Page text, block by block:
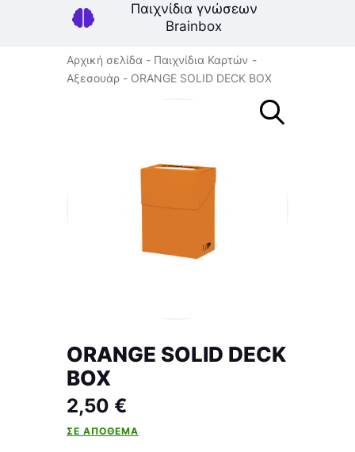
Παιχνίδια γνώσεων
Brainbox
Αρχική σελίδα
Παιχνίδια Καρτών
Αξεσουάρ
ORANGE SOLID DECK BOX
ORANGE SOLID DECK
BOX
2,50 €
ΣΕ ΑΠΌΘΕΜΑ